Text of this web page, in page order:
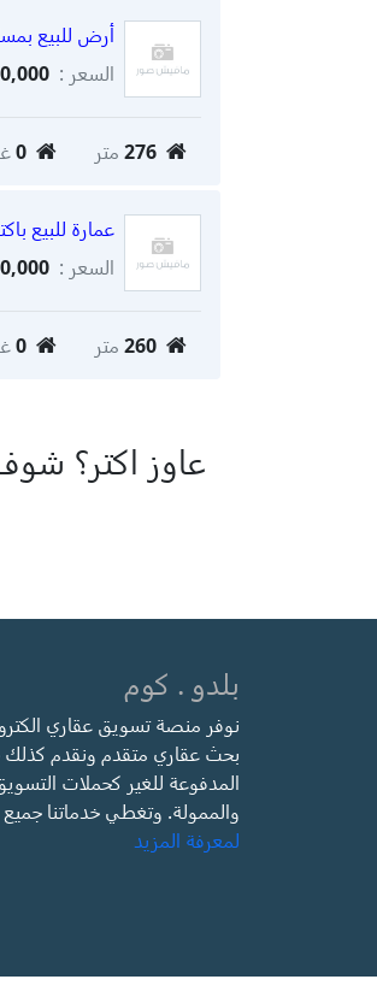
أرض للبيع بمسلسل 3 علي طريق
السعر :
276 متر 0
عمارة للبيع
السعر :
260 متر 0
عاوز اكتر؟
بلدو . كوم
نوفر منصة تسويق عقاري
بحث عقاري متقدم ونقدم كذلك
المدفوعة للغير كحملات
والممولة. وتغطي خدماتنا جميع
لمعرفة المزيد